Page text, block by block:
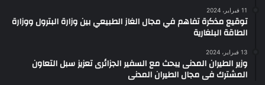
11 فبراير، 2024
توقيع مذكرة تفاهم في مجال الغاز الطبيعي بين وزارة البترول ووزارة
الطاقة البلغارية
13 فبراير، 2024
وزير الطيران المدنى يبحث مع السفير الجزائرى تعزيز سبل التعاون
المشترك فى مجال الطيران المدنى